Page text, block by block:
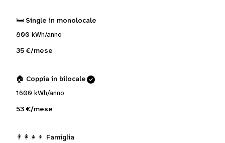
🛏️ Single in monolocale
800 kWh/anno
35 €/mese
🏠 Coppia in bilocale
1600 kWh/anno
53 €/mese
👨‍👩‍👧‍👦 Famiglia